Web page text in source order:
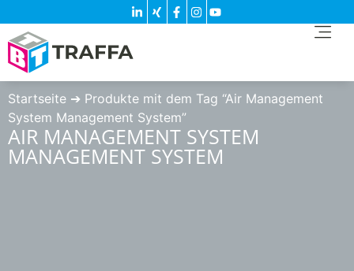
Startseite ➔ Produkte mit dem Tag “Air Management
System Management System”
AIR MANAGEMENT SYSTEM
MANAGEMENT SYSTEM